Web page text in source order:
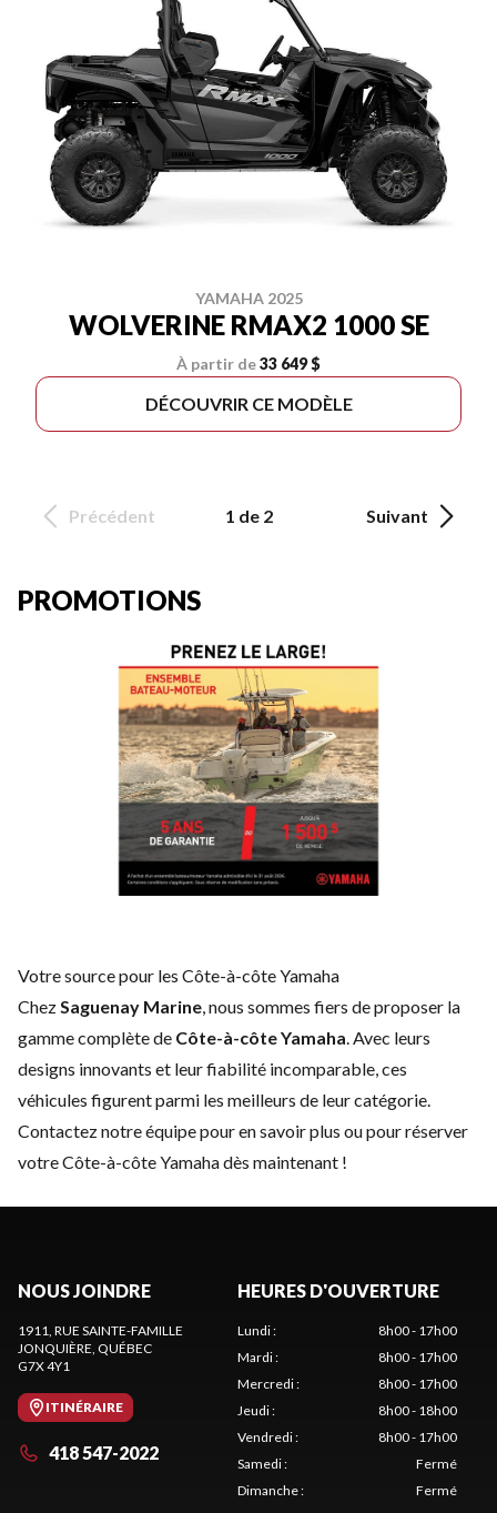
YAMAHA 2025
WOLVERINE RMAX2 1000 SE
À partir de33 649 $
DÉCOUVRIR CE MODÈLE
Précédent 1 de 2 Suivant
PROMOTIONS
Votre source pour les Côte-à-côte Yamaha
ChezSaguenay Marine, nous sommes fiers de proposer la
gamme complète de Côte-à-côte Yamaha. Avec leurs
designs innovants et leur fiabilité incomparable, ces
véhicules figurent parmi les meilleurs de leur catégorie.
Contactez notre équipepour en savoir plus ou pour réserver
votre Côte-à-côte Yamaha dès maintenant !
NOUS JOINDRE
1911, RUE SAINTE-FAMILLE
JONQUIÈRE, QUÉBEC
G7X 4Y1
ITINÉRAIRE
418 547-2022
HEURES D'OUVERTURE
Lundi:
8h00 - 17h00
Mardi:
8h00 - 17h00
Mercredi:
8h00 - 17h00
Jeudi:
8h00 - 18h00
Vendredi:
8h00 - 17h00
Samedi:
Fermé
Dimanche: Fermé